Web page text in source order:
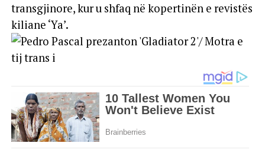
transgjinore, kur u shfaq në kopertinën e revistës
kiliane ‘Ya’.